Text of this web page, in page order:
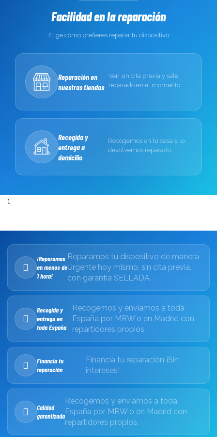
Facilidad en la reparación
Elige cómo prefieres reparar tu dispositivo
Reparación en
nuestras tiendas
Ven sin cita previa y sale
reparado en el momento
Recogida y
entrega a
domicilio
Recogemos en tu casa y lo
devolvemos reparado
1
¡Reparamos
en menos de
1 hora!
Reparamos tu dispositivo de manera
Urgente hoy mismo, sin cita previa,
con garantía SELLADA.
Recogida y
entrega en
toda España
Recogemos y enviamos a toda
España por MRW o en Madrid con
repartidores propios.
Financia tu
reparación
Financia tu reparación ¡Sin
intereses!
Calidad
garantizada
Recogemos y enviamos a toda
España por MRW o en Madrid con
repartidores propios.